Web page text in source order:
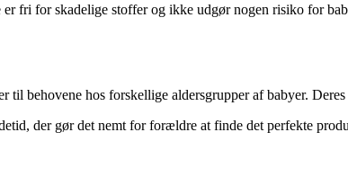
fri for skadelige stoffer og ikke udgør nogen risiko for
behovene hos forskellige aldersgrupper af babyer.
der gør det nemt for forældre at finde det perfekte